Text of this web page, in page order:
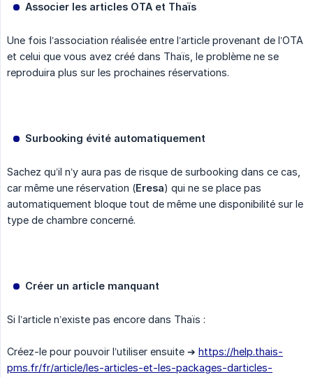
Associer les articles OTA et Thaïs
Une fois l’association réalisée entre l’article provenant de l’OTA
et celui que vous avez créé dans Thaïs, le problème ne se
reproduira plus sur les prochaines réservations.
Surbooking évité automatiquement
Sachez qu’il n’y aura pas de risque de surbooking dans ce cas,
car même une réservation (Eresa) qui ne se place pas
automatiquement bloque tout de même une disponibilité sur le
type de chambre concerné.
Créer un article manquant
Si l’article n’existe pas encore dans Thaïs :
Créez-le pour pouvoir l’utiliser ensuite ➔ https://help.thais-
pms.fr/fr/article/les-articles-et-les-packages-darticles-